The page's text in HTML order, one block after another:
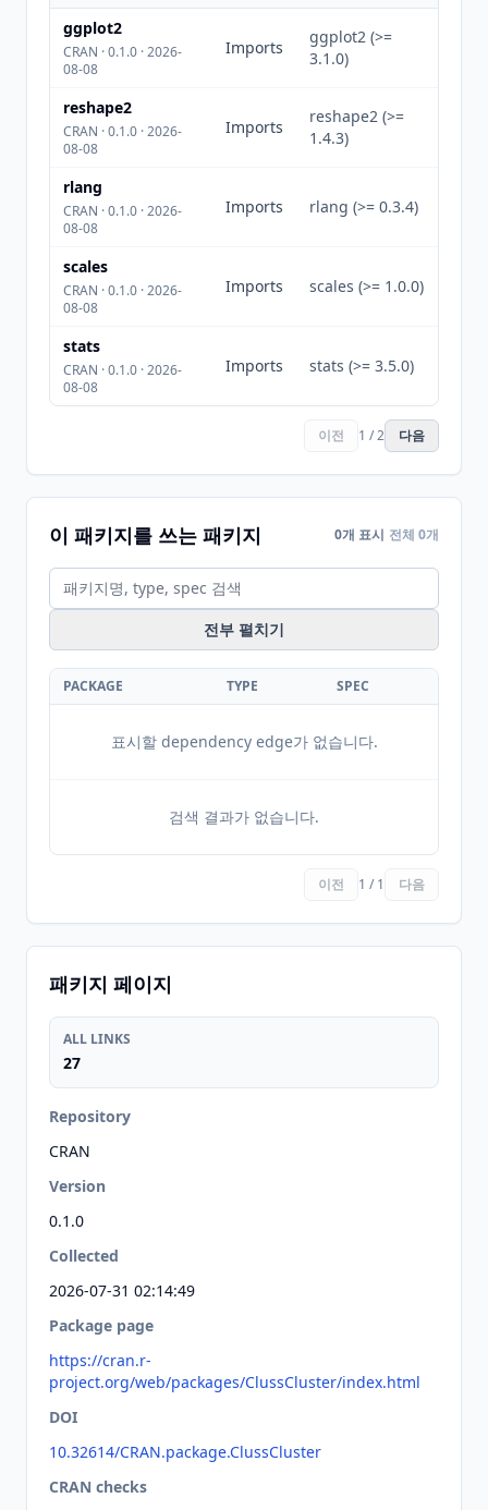
ggplot2
CRAN · 0.1.0 · 2026-
08-08
Imports
ggplot2 (>=
3.1.0)
reshape2
CRAN · 0.1.0 · 2026-
08-08
Imports
reshape2 (>=
1.4.3)
rlang
CRAN · 0.1.0 · 2026-
08-08
Imports rlang (>= 0.3.4)
scales
CRAN · 0.1.0 · 2026-
08-08
Imports scales (>= 1.0.0)
stats
CRAN · 0.1.0 · 2026-
08-08
Imports stats (>= 3.5.0)
이전 1 / 2 다음
이 패키지를 쓰는 패키지 0개 표시 전체 0개
전부 펼치기
PACKAGE TYPE SPEC
표시할 dependency edge가 없습니다.
검색 결과가 없습니다.
이전 1 / 1 다음
패키지 페이지
ALL LINKS
27
Repository
CRAN
Version
0.1.0
Collected
2026-07-31 02:14:49
Package page
https://cran.r-
project.org/web/packages/ClussCluster/index.html
DOI
10.32614/CRAN.package.ClussCluster
CRAN checks